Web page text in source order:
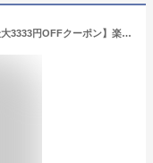
【3月ポイント10倍※要エントリー】【最大3333円OFFクーポン】楽天スーパーSALE★サムライ SAMOURAI サムライウーマン サクラティー オードパルファム EDP SP 30ml 【香水】【あす楽】